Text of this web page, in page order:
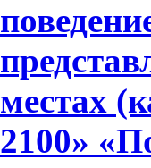
местах
2100»